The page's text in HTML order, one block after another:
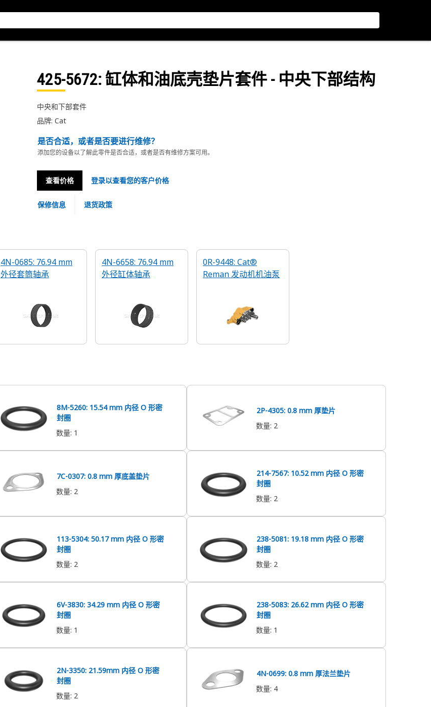
425-5672: 缸体和油底壳垫片套件 - 中央下部结构
中央和下部套件
品牌: Cat
是否合适，或者是否要进行维修？
添加您的设备以了解此零件是否合适，或者是否有维修方案可用。
查看价格 登录以查看您的客户价格
保修信息 退货政策
4N-0685: 76.94 mm
外径套筒轴承
4N-6658: 76.94 mm
外径缸体轴承
0R-9448: Cat®
Reman 发动机机油泵
8M-5260: 15.54 mm 内径 O 形密
封圈
数量: 1
2P-4305: 0.8 mm 厚垫片
数量: 2
7C-0307: 0.8 mm 厚底盖垫片
数量: 2
214-7567: 10.52 mm 内径 O 形密
封圈
数量: 2
113-5304: 50.17 mm 内径 O 形密
封圈
数量: 2
238-5081: 19.18 mm 内径 O 形密
封圈
数量: 2
6V-3830: 34.29 mm 内径 O 形密
封圈
数量: 1
238-5083: 26.62 mm 内径 O 形密
封圈
数量: 1
2N-3350: 21.59mm 内径 O 形密
封圈
数量: 2
4N-0699: 0.8 mm 厚法兰垫片
数量: 4